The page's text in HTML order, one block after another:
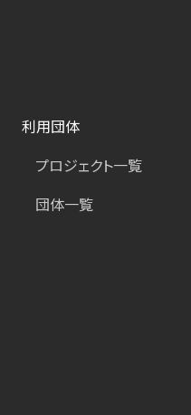
利用団体
プロジェクト一覧
団体一覧